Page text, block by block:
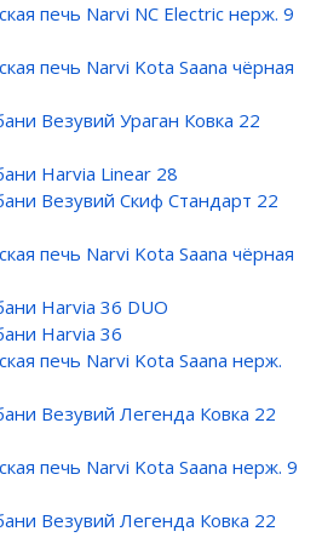
печь Narvi NC Electric нерж. 9
печь Narvi Kota Saana чёрная
Везувий Ураган Ковка 22
Harvia Linear 28
Везувий Скиф Стандарт 22
печь Narvi Kota Saana чёрная
Harvia 36 DUO
Harvia 36
печь Narvi Kota Saana нерж.
Везувий Легенда Ковка 22
печь Narvi Kota Saana нерж. 9
Везувий Легенда Ковка 22